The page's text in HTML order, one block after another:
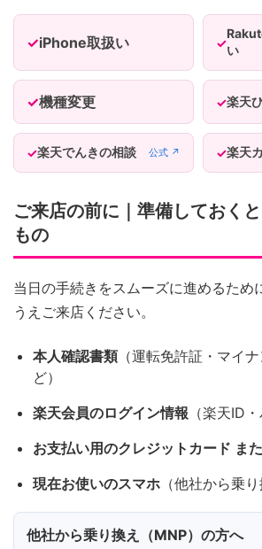
iPhone取扱い
い
機種変更 楽天
楽天でんきの相談 公式 ↗ 楽天
ご来店の前に｜準備しておく
もの
当日の手続きをスムーズに進めるため
うえご来店ください。
本人確認書類（運転免許証・マイ
ど）
楽天会員のログイン情報 （楽天ID
お支払い用のクレジットカード ま
現在お使いのスマホ （他社から乗
他社から乗り換え（MNP）の方へ